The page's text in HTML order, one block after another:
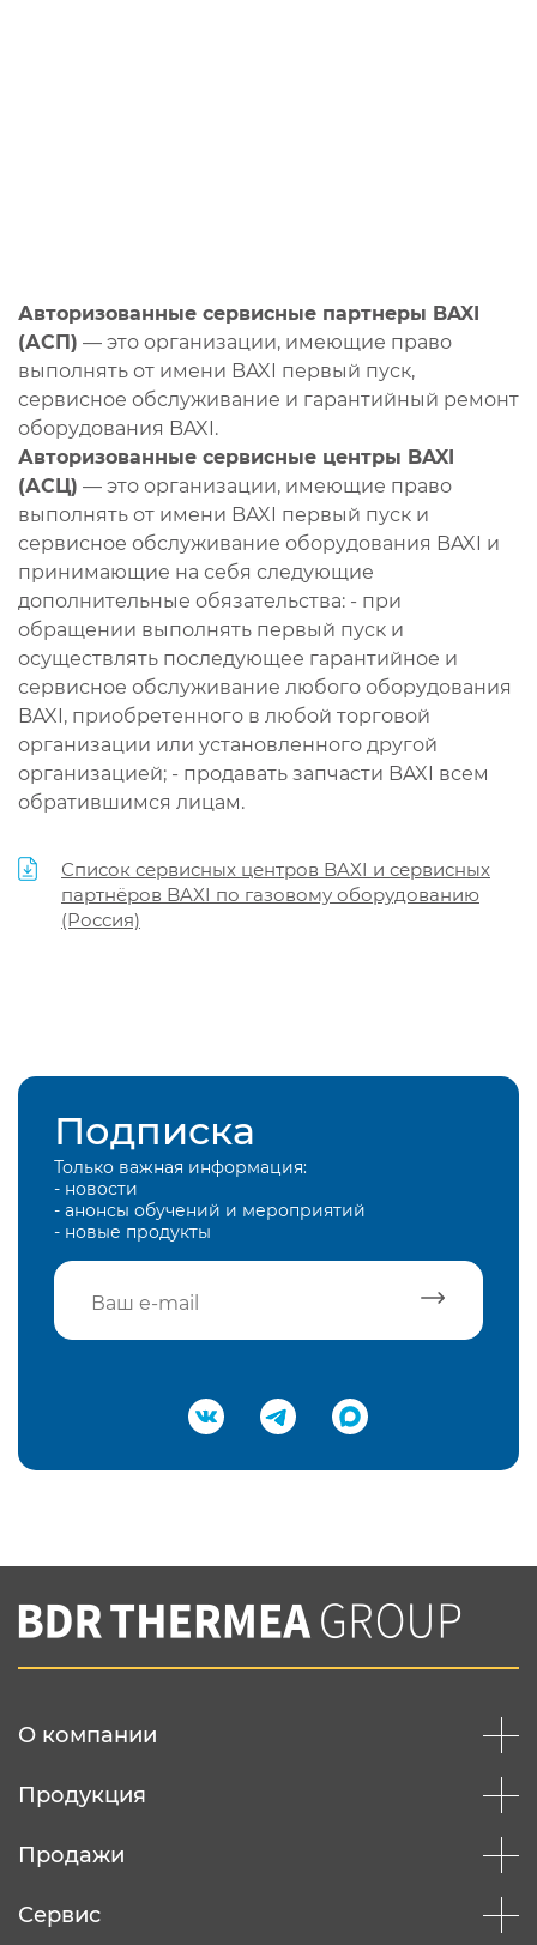
Авторизованные сервисные партнеры BAXI
(АСП) — это организации, имеющие право
выполнять от имени BAXI первый пуск,
сервисное обслуживание и гарантийный ремонт
оборудования BAXI.
Авторизованные сервисные центры BAXI
(АСЦ) — это организации, имеющие право
выполнять от имени BAXI первый пуск и
сервисное обслуживание оборудования BAXI и
принимающие на себя следующие
дополнительные обязательства: - при
обращении выполнять первый пуск и
осуществлять последующее гарантийное и
сервисное обслуживание любого оборудования
BAXI, приобретенного в любой торговой
организации или установленного другой
организацией; - продавать запчасти BAXI всем
обратившимся лицам.
Список сервисных центров BAXI и сервисных
партнёров BAXI по газовому оборудованию
(Россия)
Подписка
Только важная информация:
- новости
- анонсы обучений и мероприятий
- новые продукты
Подтвердить e-mail
Вы соглашаетесь с нашей политикой
конфеденциальности
О компании
Продукция
Продажи
Сервис